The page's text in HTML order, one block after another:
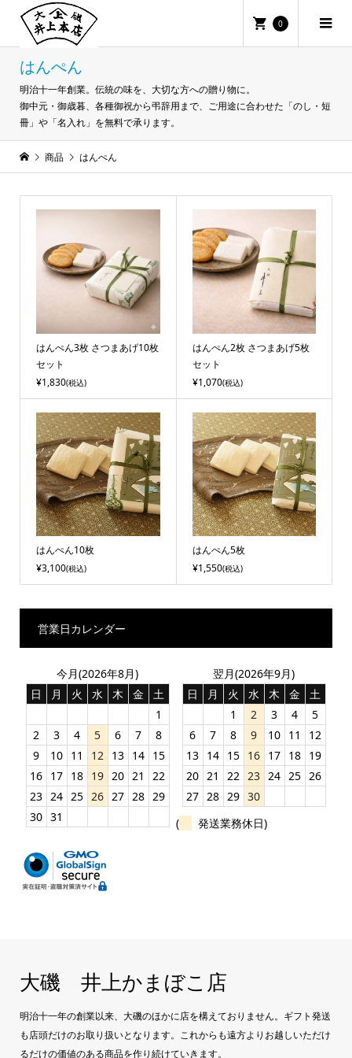
0
はんぺん
明治十一年創業。伝統の味を、大切な方への贈り物に。
御中元・御歳暮、各種御祝から弔辞用まで、ご用途に合わせた「のし・短
冊」や「名入れ」を無料で承ります。
商品 はんぺん
はんぺん3枚 さつまあげ10枚
セット
¥1,830(税込)
はんぺん2枚 さつまあげ5枚
セット
¥1,070(税込)
はんぺん10枚
¥3,100(税込)
はんぺん5枚
¥1,550(税込)
営業日カレンダー
今月(2026年8月)
日
月 火 水 木 金
土
1
2
3 4 5 6 7
8
9
10 11 12 13 14 15
16 17 18 19 20 21
22
23 24 25 26 27 28 29
30 31
翌月(2026年9月)
日
月 火 水 木 金
土
1
2 3 4
5
6
7 8 9 10 11
12
13 14 15 16 17 18 19
20 21 22 23 24 25 26
27 28 29 30
(
発送業務休日)
大磯 井上かまぼこ店
明治十一年の創業以来、大磯のほかに店を構えておりません。ギフト発送
も店頭だけのお取り扱いとなります。これからも遠方よりお越しいただけ
るだけの価値のある商品を作り続けていきます。